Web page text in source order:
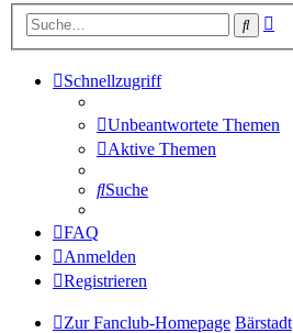
Suche
Schnellzugriff
Unbeantwortete Themen
Aktive Themen
Suche
FAQ
Anmelden
Registrieren
Zur Fanclub-Homepage Bärstadt